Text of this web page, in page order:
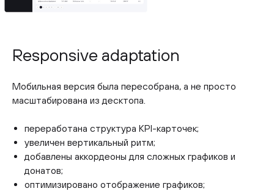
Responsive adaptation
Мобильная версия была пересобрана, а не просто
масштабирована из десктопа.
переработана структура KPI-карточек;
увеличен вертикальный ритм;
добавлены аккордеоны для сложных графиков и
донатов;
оптимизировано отображение графиков;